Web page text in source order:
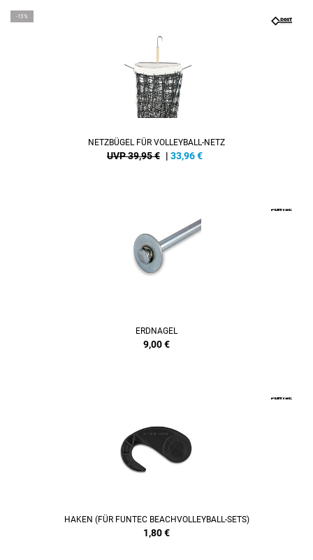
-15%
NETZBÜGEL FÜR VOLLEYBALL-NETZ
UVP 39,95 € | 33,96€
ERDNAGEL
9,00€
HAKEN (FÜR FUNTEC BEACHVOLLEYBALL-SETS)
1,80€